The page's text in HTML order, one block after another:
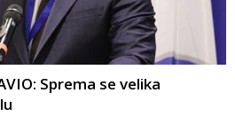
Sprema se velika